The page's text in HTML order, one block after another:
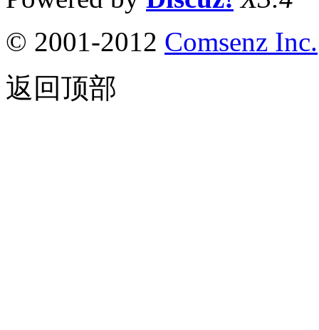
© 2001-2012 Comsenz Inc.
返回顶部